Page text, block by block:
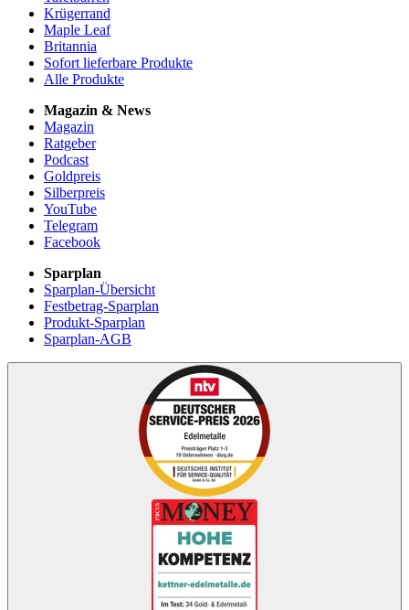
Krügerrand
Maple Leaf
Britannia
Sofort lieferbare Produkte
Alle Produkte
Magazin & News
Magazin
Ratgeber
Podcast
Goldpreis
Silberpreis
YouTube
Telegram
Facebook
Sparplan
Sparplan-Übersicht
Festbetrag-Sparplan
Produkt-Sparplan
Sparplan-AGB